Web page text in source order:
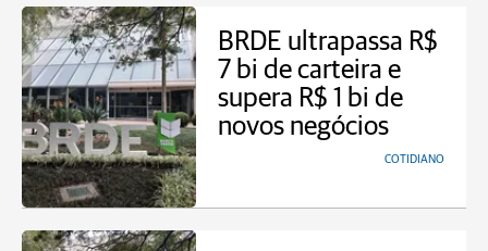
BRDE ultrapassa R$
7 bi de carteira e
supera R$ 1 bi de
novos negócios
COTIDIANO